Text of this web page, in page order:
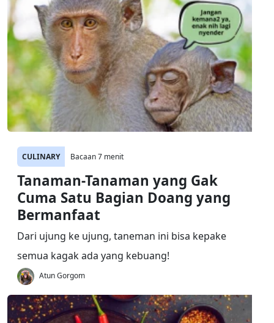
CULINARY Bacaan 7 menit
Tanaman-Tanaman yang Gak
Cuma Satu Bagian Doang yang
Bermanfaat
Dari ujung ke ujung, taneman ini bisa kepake
semua kagak ada yang kebuang!
Atun Gorgom